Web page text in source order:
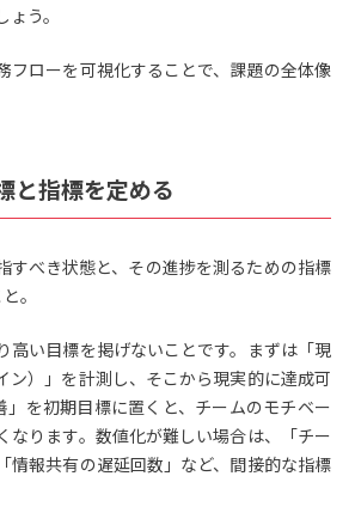
う。
フローを可視化することで、課題の全体像
と指標を定める
すべき状態と、その進捗を測るための指標
。
高い目標を掲げないことです。まずは「現
ン）」を計測し、そこから現実的に達成可
を初期目標に置くと、チームのモチベー
なります。数値化が難しい場合は、「チー
情報共有の遅延回数」など、間接的な指標